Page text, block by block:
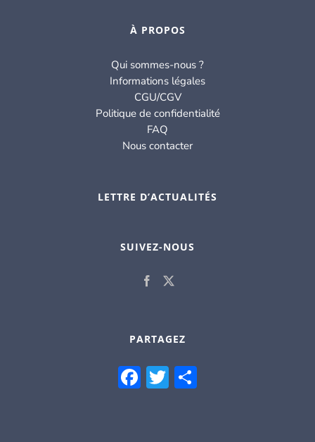
À PROPOS
Qui sommes-nous ?
Informations légales
CGU/CGV
Politique de confidentialité
FAQ
Nous contacter
LETTRE D’ACTUALITÉS
SUIVEZ-NOUS
PARTAGEZ
Facebook
Twitter